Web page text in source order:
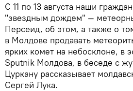
С 11 по 13 августа наши
"звездным дождем" —
Персеид, об этом, а также о
в Молдове продавать
ярких комет на небосклоне, в
Sputnik Молдова, в беседе с
Цуркану рассказывает
Сергей Лука.